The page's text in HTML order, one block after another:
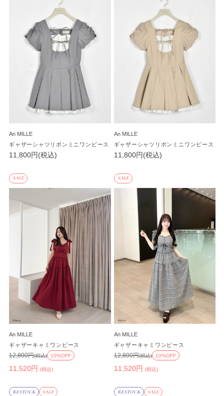
An MILLE
ギャザーシャツリボンミニワンピース
11,800円(税込)
An MILLE
ギャザーシャツリボンミニワンピース
11,800円(税込)
SALE
An MILLE
ギャザーキャミワンピース
11,520円 (税込)
12,800円(税込) 10%OFF
SALE
An MILLE
ギャザーキャミワンピース
11,520円 (税込)
12,800円(税込) 10%OFF
RESTOCK SALE RESTOCK SALE